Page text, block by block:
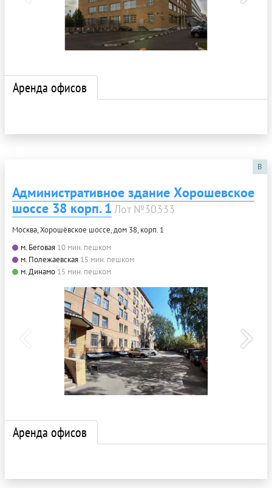
Аренда офисов
B
Административное здание Хорошевское
шоссе 38 корп. 1 Лот №30333
Москва, Хорошёвское шоссе, дом 38, корп. 1
м. Беговая 10 мин. пешком
м. Полежаевская 15 мин. пешком
м. Динамо 15 мин. пешком
Аренда офисов